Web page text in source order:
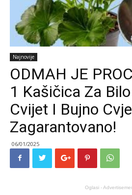
Najnovije
ODMAH JE
1 Kašičica Za
Cvijet I Bujno
Zagarantovano!
06/01/2025
Oglasi -